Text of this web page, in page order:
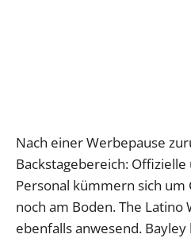
Nach einer Werbepause
Backstagebereich:
Personal kümmern sich um
noch am Boden. The Latino
ebenfalls anwesend.